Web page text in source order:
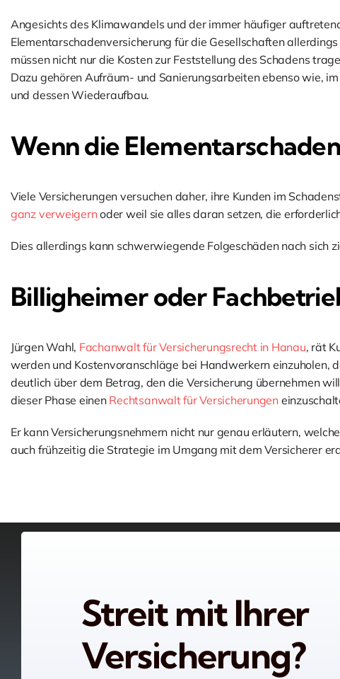
Angesichts des Klimawandels und der immer häufiger
Elementarschadenversicherung für die Gesellschaften
müssen nicht nur die Kosten zur Feststellung des Schadens
Dazu gehören Aufräum- und Sanierungsarbeiten ebenso wie,
und dessen Wiederaufbau.
Wenn die
Viele Versicherungen versuchen daher, ihre Kunden im
ganz verweigernoder weil sie alles daran setzen, die
Dies allerdings kann schwerwiegende Folgeschäden nach sich
Billigheimer oder
Jürgen Wahl, Fachanwalt für Versicherungsrecht in Hanau, rät
werden und Kostenvoranschläge bei Handwerkern einzuholen,
deutlich über dem Betrag, den die Versicherung übernehmen
dieser Phase einen Rechtsanwalt für Versicherungen
Er kann Versicherungsnehmern nicht nur genau erläutern,
auch frühzeitig die Strategie im Umgang mit dem Versicherer
Streit mit Ihrer
Versicherung?